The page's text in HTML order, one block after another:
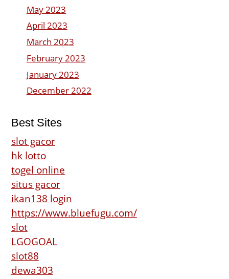
May 2023
April 2023
March 2023
February 2023
January 2023
December 2022
Best Sites
slot gacor
hk lotto
togel online
situs gacor
ikan138 login
https://www.bluefugu.com/
slot
LGOGOAL
slot88
dewa303